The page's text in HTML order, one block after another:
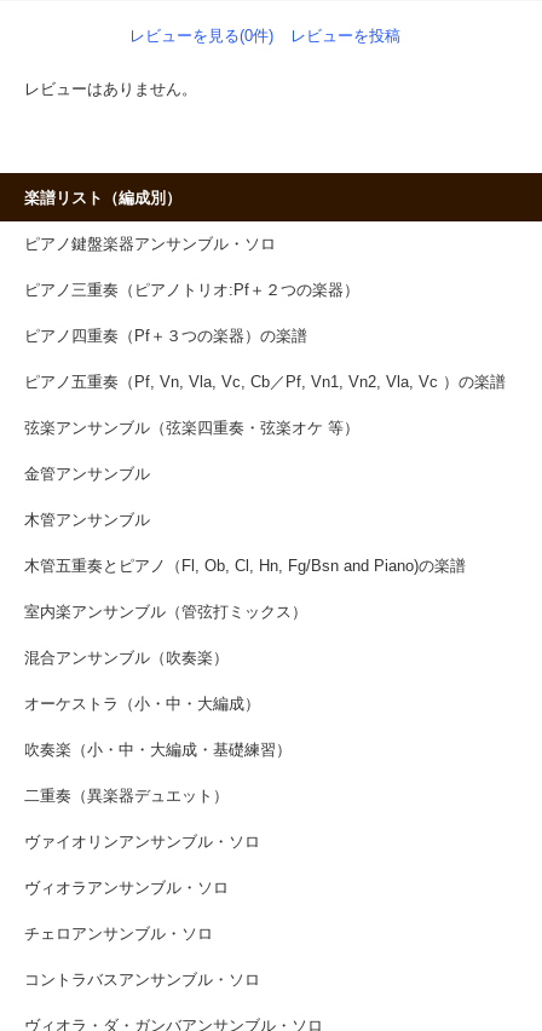
レビューを見る(0件) レビューを投稿
レビューはありません。
楽譜リスト（編成別）
ピアノ鍵盤楽器アンサンブル・ソロ
ピアノ三重奏（ピアノトリオ:Pf＋２つの楽器）
ピアノ四重奏（Pf＋３つの楽器）の楽譜
ピアノ五重奏（Pf, Vn, Vla, Vc, Cb／Pf, Vn1, Vn2, Vla, Vc ）の楽譜
弦楽アンサンブル（弦楽四重奏・弦楽オケ 等）
金管アンサンブル
木管アンサンブル
木管五重奏とピアノ（Fl, Ob, Cl, Hn, Fg/Bsn and Piano)の楽譜
室内楽アンサンブル（管弦打ミックス）
混合アンサンブル（吹奏楽）
オーケストラ（小・中・大編成）
吹奏楽（小・中・大編成・基礎練習）
二重奏（異楽器デュエット）
ヴァイオリンアンサンブル・ソロ
ヴィオラアンサンブル・ソロ
チェロアンサンブル・ソロ
コントラバスアンサンブル・ソロ
ヴィオラ・ダ・ガンバアンサンブル・ソロ